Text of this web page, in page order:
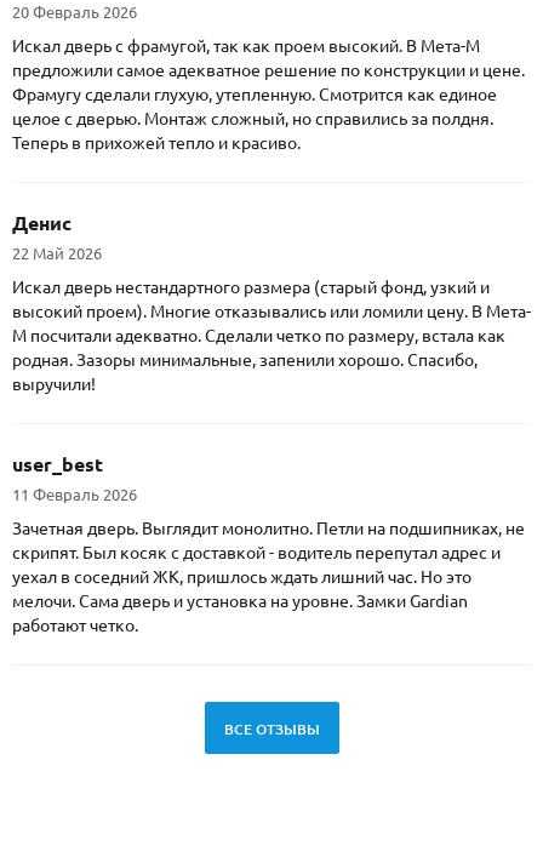
20 Февраль 2026
Искал дверь с фрамугой, так как проем высокий. В Мета-М
предложили самое адекватное решение по конструкции и цене.
Фрамугу сделали глухую, утепленную. Смотрится как единое
целое с дверью. Монтаж сложный, но справились за полдня.
Теперь в прихожей тепло и красиво.
Денис
22 Май 2026
Искал дверь нестандартного размера (старый фонд, узкий и
высокий проем). Многие отказывались или ломили цену. В Мета-
М посчитали адекватно. Сделали четко по размеру, встала как
родная. Зазоры минимальные, запенили хорошо. Спасибо,
выручили!
user_best
11 Февраль 2026
Зачетная дверь. Выглядит монолитно. Петли на подшипниках, не
скрипят. Был косяк с доставкой - водитель перепутал адрес и
уехал в соседний ЖК, пришлось ждать лишний час. Но это
мелочи. Сама дверь и установка на уровне. Замки Gardian
работают четко.
ВСЕ ОТЗЫВЫ